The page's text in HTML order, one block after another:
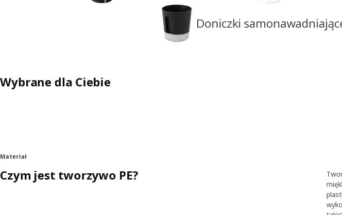
Doniczki
Wybrane dla Ciebie
Materiał
Czym jest tworzywo PE?